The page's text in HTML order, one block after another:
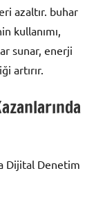
azaltır. buhar
kullanımı,
sunar, enerji
artırır.
Dijital Denetim